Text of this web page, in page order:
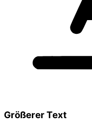
Größerer Text